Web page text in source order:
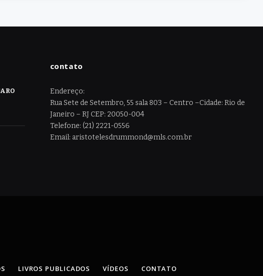
contato
Endereço:
Rua Sete de Setembro, 55 sala 803 – Centro –Cidade: Rio de
Janeiro – RJ CEP: 20050-004
Telefone: (21) 2221-0556
Email: aristotelesdrummond@mls.com.br
LIVROS PUBLICADOS VÍDEOS CONTATO